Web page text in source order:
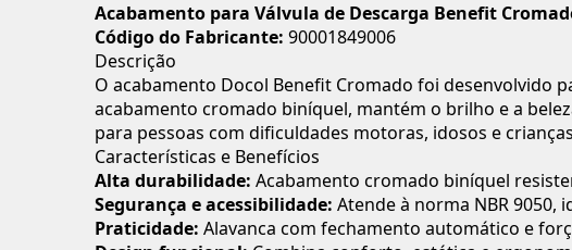
Acabamento para Válvula de Descarga Benefit
Código do Fabricante: 90001849006
Descrição
O acabamento Docol Benefit Cromado foi desenvolvido
acabamento cromado biníquel, mantém o brilho e a
para pessoas com dificuldades motoras, idosos e
Características e Benefícios
Alta durabilidade: Acabamento cromado biníquel
Segurança e acessibilidade: Atende à norma NBR 9050,
Praticidade: Alavanca com fechamento automático e